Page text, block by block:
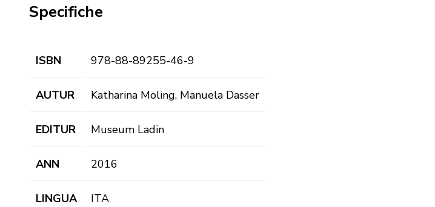
Specifiche
ISBN 978-88-89255-46-9
AUTUR Katharina Moling, Manuela Dasser
EDITUR Museum Ladin
ANN 2016
LINGUA ITA